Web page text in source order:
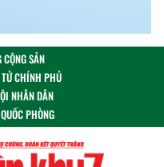
SẢN
CHÍNH PHỦ
NHÂN DÂN
PHÒNG